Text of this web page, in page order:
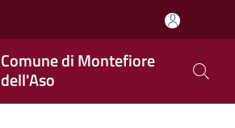
Comune di Montefiore
dell'Aso